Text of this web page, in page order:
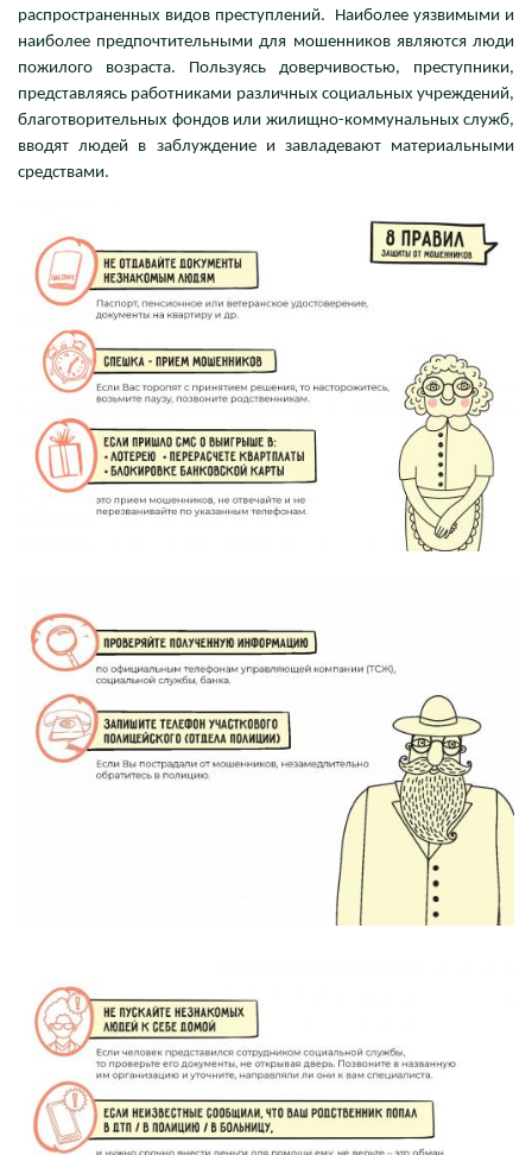
распространенных видов преступлений. Наиболее уязвимыми и
наиболее предпочтительными для мошенников являются люди
пожилого возраста. Пользуясь доверчивостью, преступники,
представляясь работниками различных социальных учреждений,
благотворительных фондов или жилищно-коммунальных служб,
вводят людей в заблуждение и завладевают материальными
средствами.